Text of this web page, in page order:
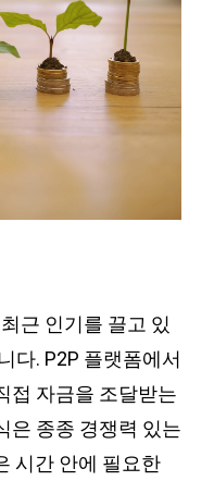
근 인기를 끌고 있
다. P2P 플랫폼에서
접 자금을 조달받는
은 종종 경쟁력 있는
시간 안에 필요한